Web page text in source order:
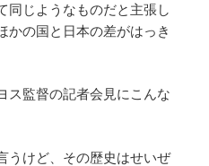
同じようなものだと主張し
かの国と日本の差がはっき
ス監督の記者会見にこんな
うけど、その歴史はせいぜ